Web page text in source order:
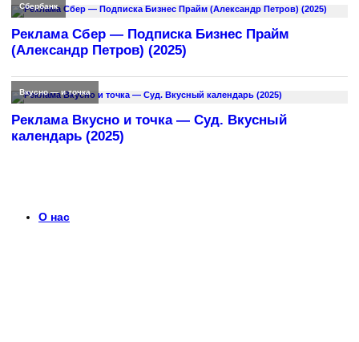
Сбербанк
Реклама Сбер — Подписка Бизнес Прайм
(Александр Петров) (2025)
Вкусно — и точка
Реклама Вкусно и точка — Суд. Вкусный
календарь (2025)
О нас